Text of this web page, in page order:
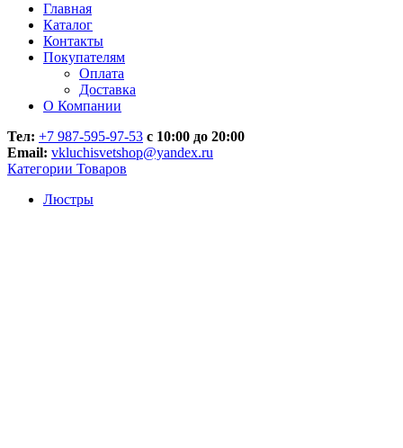
Главная
Каталог
Контакты
Покупателям
Оплата
Доставка
О Компании
Тел: +7 987-595-97-53 с 10:00 до 20:00
Email: vkluchisvetshop@yandex.ru
Категории Товаров
Люстры